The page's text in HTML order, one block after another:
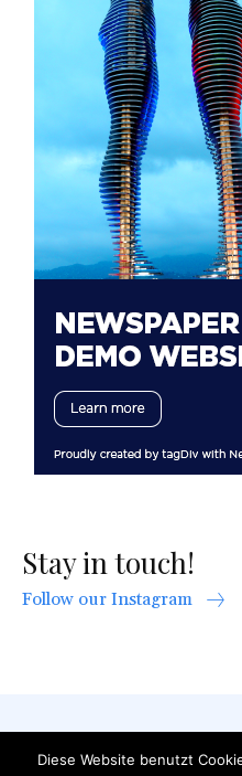
Stay in touch!
Follow our Instagram
AGB
Diese Website benutzt